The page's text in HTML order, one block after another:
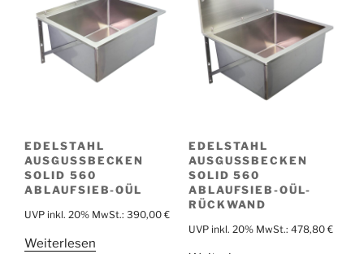
EDELSTAHL
AUSGUSSBECKEN
SOLID 560
ABLAUFSIEB-OÜL
UVP inkl. 20% MwSt.: 390,00 €
Weiterlesen
EDELSTAHL
AUSGUSSBECKEN
SOLID 560
ABLAUFSIEB-OÜL-
RÜCKWAND
UVP inkl. 20% MwSt.: 478,80 €